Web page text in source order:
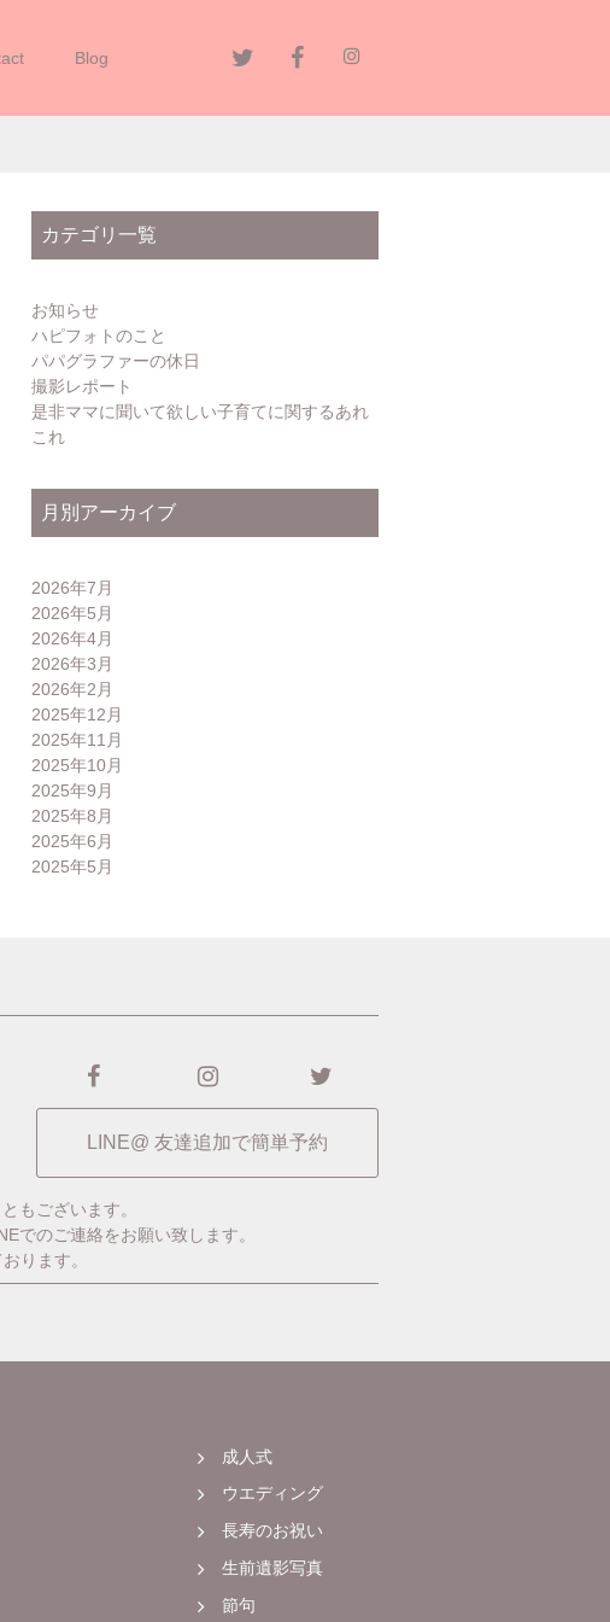
Blog
カテゴリ一覧
お知らせ
ハピフォトのこと
パパグラファーの休日
撮影レポート
是非ママに聞いて欲しい子育てに関するあれ
これ
月別アーカイブ
2026年7月
2026年5月
2026年4月
2026年3月
2026年2月
2025年12月
2025年11月
2025年10月
2025年9月
2025年8月
2025年6月
2025年5月
LINE@ 友達追加で簡単予約
もございます。
でのご連絡をお願い致します。
ります。
成人式
ウエディング
長寿のお祝い
生前遺影写真
節句